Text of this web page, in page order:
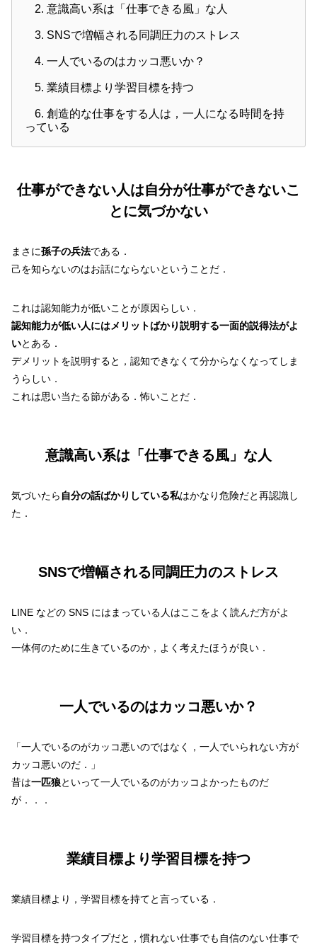
2. 意識高い系は「仕事できる風」な人
3. SNSで増幅される同調圧力のストレス
4. 一人でいるのはカッコ悪いか？
5. 業績目標より学習目標を持つ
6. 創造的な仕事をする人は，一人になる時間を持
っている
仕事ができない人は自分が仕事ができないこ
とに気づかない
まさに孫子の兵法である．
己を知らないのはお話にならないということだ．
これは認知能力が低いことが原因らしい．
認知能力が低い人にはメリットばかり説明する一面的説得法がよ
いとある．
デメリットを説明すると，認知できなくて分からなくなってしま
うらしい．
これは思い当たる節がある．怖いことだ．
意識高い系は「仕事できる風」な人
気づいたら 自分の話ばかりしている私はかなり危険だと再認識し
た．
SNSで増幅される同調圧力のストレス
LINE などの SNS にはまっている人はここをよく読んだ方がよ
い．
一体何のために生きているのか，よく考えたほうが良い．
一人でいるのはカッコ悪いか？
「一人でいるのがカッコ悪いのではなく，一人でいられない方が
カッコ悪いのだ．」
昔は一匹狼といって一人でいるのがカッコよかったものだ
が．．．
業績目標より学習目標を持つ
業績目標より，学習目標を持てと言っている．
学習目標を持つタイプだと，慣れない仕事でも自信のない仕事で